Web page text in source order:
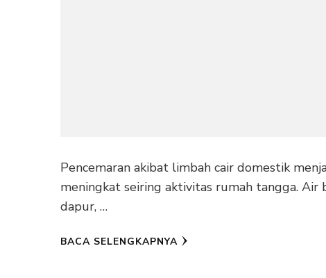
Pencemaran akibat limbah cair domestik
meningkat seiring aktivitas rumah tangga. Air
dapur, …
BACA SELENGKAPNYA